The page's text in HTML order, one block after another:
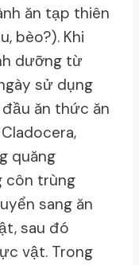
ăn tạp thiên
bèo?). Khi
dưỡng từ
sử dụng
ăn thức ăn
quăng
côn trùng
sang ăn
sau đó
vật. Trong